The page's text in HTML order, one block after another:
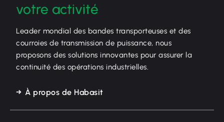
votre activité
Leader mondial des bandes transporteuses et des
courroies de transmission de puissance, nous
proposons des solutions innovantes pour assurer la
continuité des opérations industrielles.
À propos de Habasit